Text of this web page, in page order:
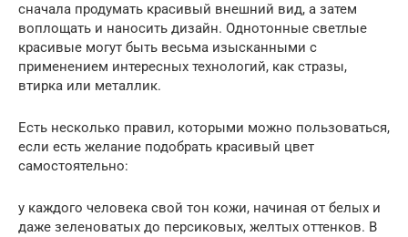
сначала продумать красивый внешний вид, а затем
воплощать и наносить дизайн. Однотонные светлые
красивые могут быть весьма изысканными с
применением интересных технологий, как стразы,
втирка или металлик.
Есть несколько правил, которыми можно пользоваться,
если есть желание подобрать красивый цвет
самостоятельно:
у каждого человека свой тон кожи, начиная от белых и
даже зеленоватых до персиковых, желтых оттенков. В